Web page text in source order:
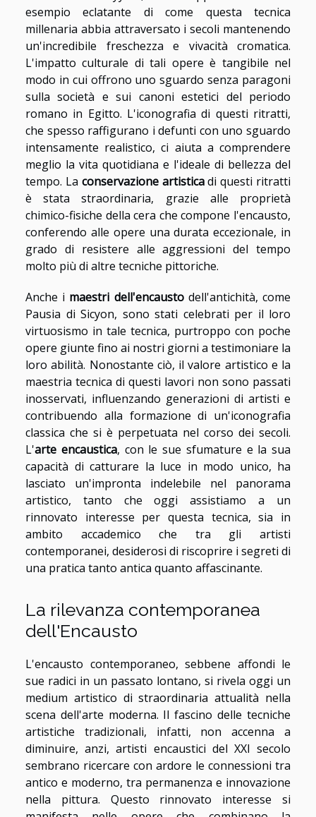
esempio eclatante di come questa tecnica
millenaria abbia attraversato i secoli mantenendo
un'incredibile freschezza e vivacità cromatica.
L'impatto culturale di tali opere è tangibile nel
modo in cui offrono uno sguardo senza paragoni
sulla società e sui canoni estetici del periodo
romano in Egitto. L'iconografia di questi ritratti,
che spesso raffigurano i defunti con uno sguardo
intensamente realistico, ci aiuta a comprendere
meglio la vita quotidiana e l'ideale di bellezza del
tempo. La conservazione artisticadi questi ritratti
è stata straordinaria, grazie alle proprietà
chimico-fisiche della cera che compone l'encausto,
conferendo alle opere una durata eccezionale, in
grado di resistere alle aggressioni del tempo
molto più di altre tecniche pittoriche.
Anche i maestri dell'encaustodell'antichità, come
Pausia di Sicyon, sono stati celebrati per il loro
virtuosismo in tale tecnica, purtroppo con poche
opere giunte fino ai nostri giorni a testimoniare la
loro abilità. Nonostante ciò, il valore artistico e la
maestria tecnica di questi lavori non sono passati
inosservati, influenzando generazioni di artisti e
contribuendo alla formazione di un'iconografia
classica che si è perpetuata nel corso dei secoli.
L'arte encaustica, con le sue sfumature e la sua
capacità di catturare la luce in modo unico, ha
lasciato un'impronta indelebile nel panorama
artistico, tanto che oggi assistiamo a un
rinnovato interesse per questa tecnica, sia in
ambito accademico che tra gli artisti
contemporanei, desiderosi di riscoprire i segreti di
una pratica tanto antica quanto affascinante.
La rilevanza contemporanea
dell'Encausto
L'encausto contemporaneo, sebbene affondi le
sue radici in un passato lontano, si rivela oggi un
medium artistico di straordinaria attualità nella
scena dell'arte moderna. Il fascino delle tecniche
artistiche tradizionali, infatti, non accenna a
diminuire, anzi, artisti encaustici del XXI secolo
sembrano ricercare con ardore le connessioni tra
antico e moderno, tra permanenza e innovazione
nella pittura. Questo rinnovato interesse si